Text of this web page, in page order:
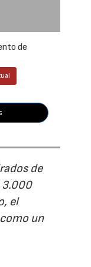
de
de
3.000
el
un